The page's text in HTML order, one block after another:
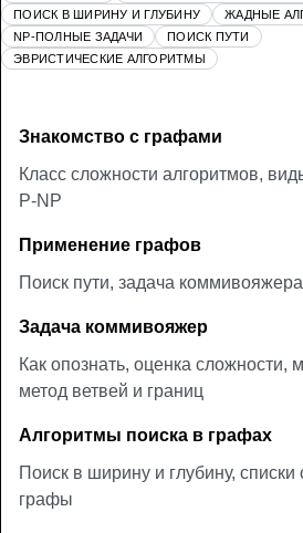
ПОИСК В ШИРИНУ И ГЛУБИНУ
ЖАДНЫЕ
NP-ПОЛНЫЕ ЗАДАЧИ
ПОИСК ПУТИ
ЭВРИСТИЧЕСКИЕ АЛГОРИТМЫ
Знакомство с графами
Класс сложности алгоритмов,
P-NP
Применение графов
Поиск пути, задача
Задача коммивояжер
Как опознать, оценка сложности,
метод ветвей и границ
Алгоритмы поиска в графах
Поиск в ширину и глубину,
графы